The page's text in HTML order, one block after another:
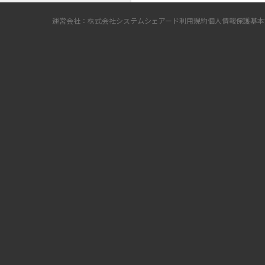
運営会社：株式会社システムシェアード利用規約個人情報保護基